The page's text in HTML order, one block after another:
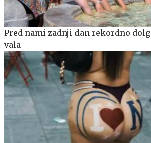
Pred nami zadnji dan rekordno
vala